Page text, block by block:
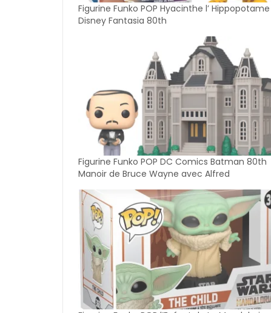
Figurine Funko POP Hyacinthe l’ Hippopotame
Disney Fantasia 80th
Figurine Funko POP DC Comics Batman 80th
Manoir de Bruce Wayne avec Alfred